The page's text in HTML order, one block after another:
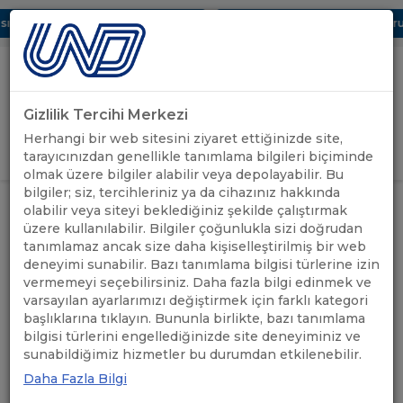
Dijital UBAK Bölümü Hakkında UND, Yunanistan Vize
Uluslararası Nakliyeciler Derneği
GİRİŞ YAP
Gizlilik Tercihi Merkezi
Herhangi bir web sitesini ziyaret ettiğinizde site,
tarayıcınızdan genellikle tanımlama bilgileri biçiminde
olmak üzere bilgiler alabilir veya depolayabilir. Bu
bilgiler; siz, tercihleriniz ya da cihazınız hakkında
olabilir veya siteyi beklediğiniz şekilde çalıştırmak
üzere kullanılabilir. Bilgiler çoğunlukla sizi doğrudan
tanımlamaz ancak size daha kişiselleştirilmiş bir web
deneyimi sunabilir. Bazı tanımlama bilgisi türlerine izin
vermemeyi seçebilirsiniz. Daha fazla bilgi edinmek ve
varsayılan ayarlarımızı değiştirmek için farklı kategori
başlıklarına tıklayın. Bununla birlikte, bazı tanımlama
bilgisi türlerini engellediğinizde site deneyiminiz ve
sunabildiğimiz hizmetler bu durumdan etkilenebilir.
Daha Fazla Bilgi